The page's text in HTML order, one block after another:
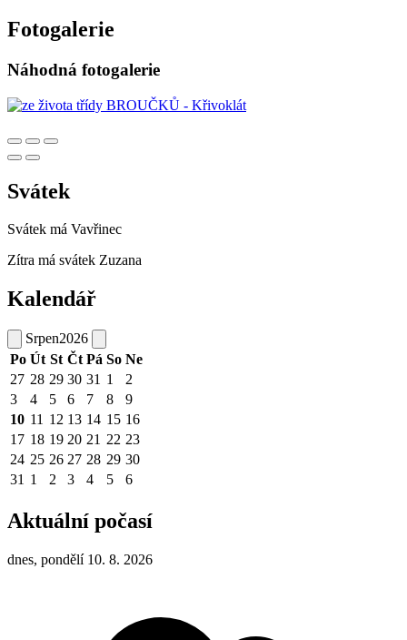
Fotogalerie
Náhodná fotogalerie
Svátek
Svátek má Vavřinec
Zítra má svátek Zuzana
Kalendář
Srpen2026
Po Út St Čt Pá So Ne
27 28 29 30 31 1
2
3
4 5 6 7 8
9
10 11 12 13 14 15 16
17 18 19 20 21 22 23
24 25 26 27 28 29 30
31 1 2 3 4 5 6
Aktuální počasí
dnes, pondělí 10. 8. 2026